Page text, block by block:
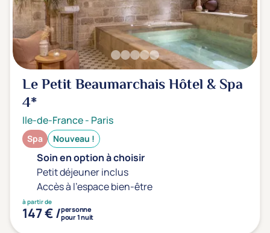
Le Petit Beaumarchais Hôtel & Spa
4*
Ile-de-France- Paris
Spa Nouveau !
Soin en option à choisir
Petit déjeuner inclus
Accès à l'espace bien-être
à partir de
147 € /personne
pour 1 nuit